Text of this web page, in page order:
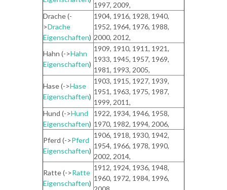
1997, 2009,
Drache (-
>Drache
Eigenschaften)
1904, 1916, 1928, 1940,
1952, 1964, 1976, 1988,
2000, 2012,
Hahn (->Hahn
Eigenschaften)
1909, 1910, 1911, 1921,
1933, 1945, 1957, 1969,
1981, 1993, 2005,
Hase (->Hase
Eigenschaften)
1903, 1915, 1927, 1939,
1951, 1963, 1975, 1987,
1999, 2011,
Hund (->Hund
Eigenschaften)
1922, 1934, 1946, 1958,
1970, 1982, 1994, 2006,
Pferd (->Pferd
Eigenschaften)
1906, 1918, 1930, 1942,
1954, 1966, 1978, 1990,
2002, 2014,
Ratte (->Ratte
Eigenschaften)
1912, 1924, 1936, 1948,
1960, 1972, 1984, 1996,